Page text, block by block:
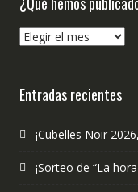
¿Qué
Entradas recientes
¡Cubelles Noir
¡Sorteo de “La